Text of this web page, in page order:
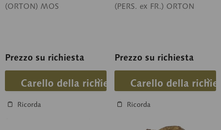
(ORTON) MOS
Prezzo su richiesta
Carello della richiesta
Ricorda
(PERS. ex FR.) ORTON
Prezzo su richiesta
Carello della
Ricorda